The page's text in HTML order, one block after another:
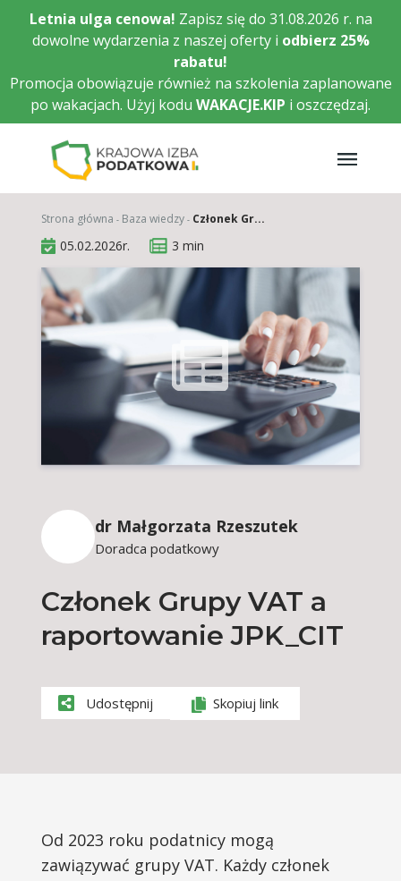
Przejdź
treści
Letnia ulga cenowa! Zapisz się do 31.08.2026 r. na
dowolne wydarzenia z naszej oferty i odbierz 25%
rabatu!
Promocja obowiązuje również na szkolenia zaplanowane
po wakacjach. Użyj kodu WAKACJE.KIP i oszczędzaj.
Strona główna Baza wiedzy Członek Gr...
Członek Grupy VAT a
raportowanie JPK_CIT
dr Małgorzata Rzeszutek
Doradca podatkowy
Udostępnij Skopiuj link
05.02.2026r. 3 min
Od 2023 roku podatnicy mogą
zawiązywać grupy VAT. Każdy członek